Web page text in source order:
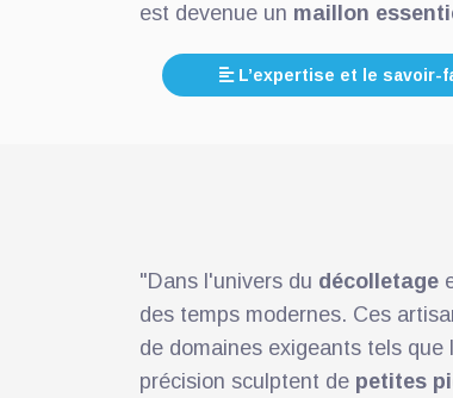
est devenue un maillon
L’expertise et le savoir-
"Dans l'univers du décolletage
des temps modernes. Ces
de domaines exigeants tels que
précision sculptent de petites